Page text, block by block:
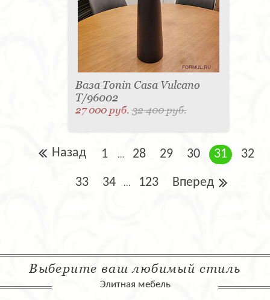
Ваза Tonin Casa Vulcano
T/96002
27 000 руб.32 400 руб.
Назад 1 ... 28 29 30 31 32
33 34 ... 123 Вперед
Выберите ваш любимый стиль
Элитная мебель